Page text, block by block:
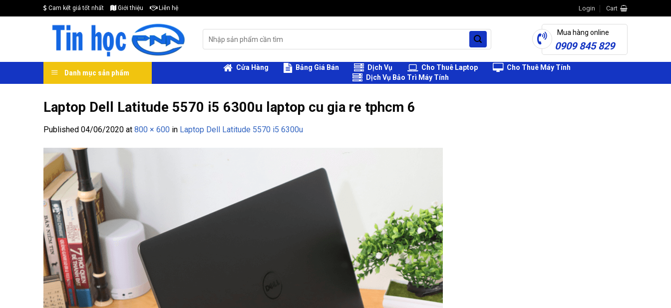
to
Cam kết giá tốt nhất Giới thiệu Liên hệ Login Cart
for:
Mua hàng online
0909 845 829
Danh mục sản phẩm
Cửa Hàng Bảng Giá Bán Dịch Vụ Cho Thuê Laptop
Cho Thuê Máy Tính
Dịch Vụ Bảo Trì Máy Tính
Laptop Dell Latitude 5570 i5 6300u laptop cu gia re tphcm 6
Published 04/06/2020 at 800 × 600 in Laptop Dell Latitude 5570 i5 6300u